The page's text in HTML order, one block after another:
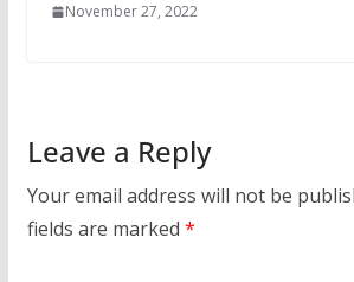
November 27, 2022
Leave a Reply
Your email address will not be
fields are marked *